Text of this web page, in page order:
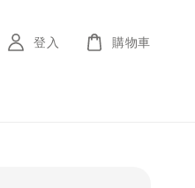
登入 購物車